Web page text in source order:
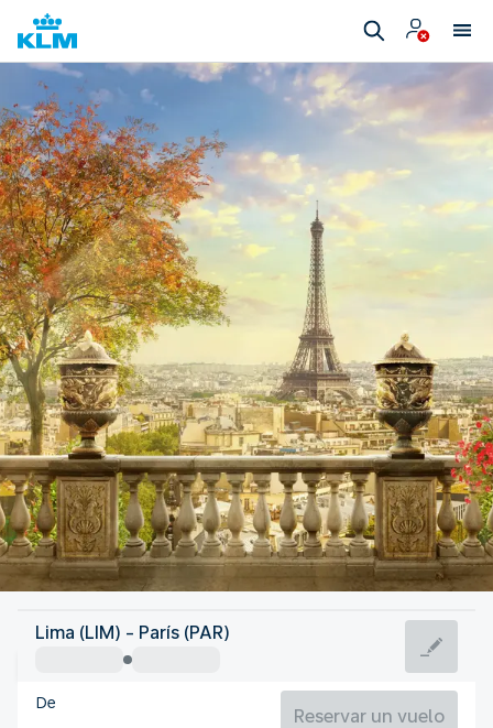
Francia
Francia
Lima (LIM) - París (PAR)
De
Reservar un vuelo